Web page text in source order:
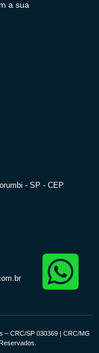
a sua
- SP - CEP
– CRC/SP 030369 | CRC/MG